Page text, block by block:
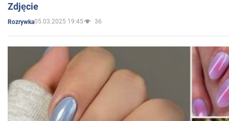
Zdjęcie
Rozrywka05.03.2025 19:45 36